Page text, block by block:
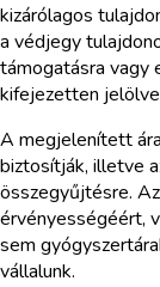
kizárólagos
a védjegy
támogatásra vagy
kifejezetten jelölve
A megjelenített
biztosítják, illetve
összegyűjtésre.
érvényességéért,
sem
vállalunk.